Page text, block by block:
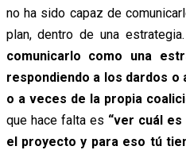
no ha sido capaz de
plan, dentro de una
comunicarlo como una
respondiendo a los dardos o
o a veces de la propia
que hace falta es “ver cuál
el proyecto y para eso tú